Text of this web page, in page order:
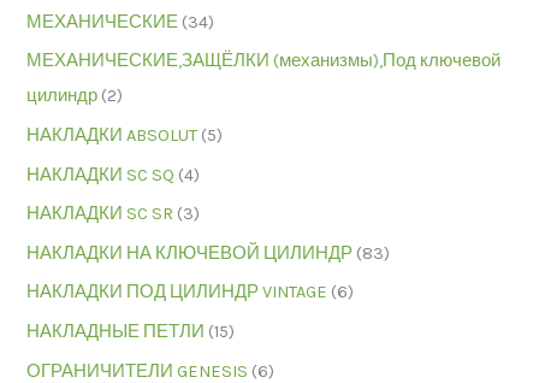
МЕХАНИЧЕСКИЕ (34)
МЕХАНИЧЕСКИЕ,ЗАЩЁЛКИ (механизмы),Под ключевой
цилиндр (2)
НАКЛАДКИ ABSOLUT (5)
НАКЛАДКИ SC SQ (4)
НАКЛАДКИ SC SR (3)
НАКЛАДКИ НА КЛЮЧЕВОЙ ЦИЛИНДР (83)
НАКЛАДКИ ПОД ЦИЛИНДР VINTAGE (6)
НАКЛАДНЫЕ ПЕТЛИ (15)
ОГРАНИЧИТЕЛИ GENESIS (6)